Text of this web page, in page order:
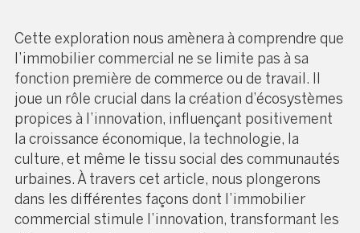
Cette exploration nous amènera à comprendre que
l’immobilier commercial ne se limite pas à sa
fonction première de commerce ou de travail. Il
joue un rôle crucial dans la création d’écosystèmes
propices à l’innovation, influençant positivement
la croissance économique, la technologie, la
culture, et même le tissu social des communautés
urbaines. À travers cet article, nous plongerons
dans les différentes façons dont l’immobilier
commercial stimule l’innovation, transformant les